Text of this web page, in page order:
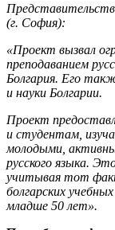
(г. София):
«Проект вызвал
преподаванием
Болгария. Его
и науки Болгарии.
Проект
и студентам,
молодыми,
русского языка.
учитывая тот
болгарских
младше 50 лет».